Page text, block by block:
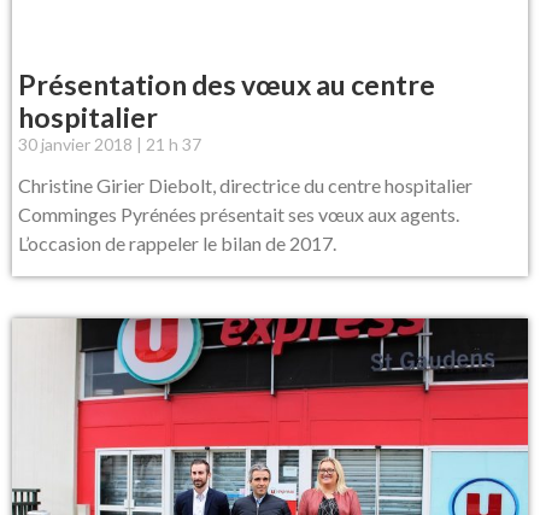
Présentation des vœux au centre
hospitalier
30 janvier 2018 21 h 37
Christine Girier Diebolt, directrice du centre hospitalier
Comminges Pyrénées présentait ses vœux aux agents.
L’occasion de rappeler le bilan de 2017.